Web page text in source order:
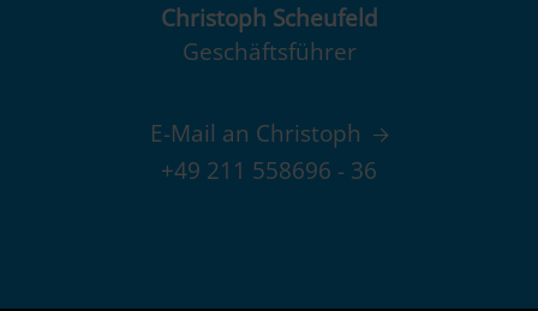
Christoph Scheufeld
Geschäftsführer
E-Mail an Christoph
+49 211 558696 - 36